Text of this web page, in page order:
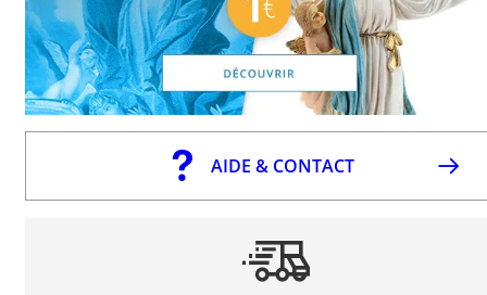
AIDE & CONTACT